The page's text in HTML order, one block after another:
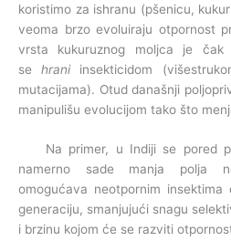
koristimo za ishranu (pšenicu,
veoma brzo evoluiraju otpornost
vrsta kukuruznog moljca je čak
sehraniinsekticidom
mutacijama). Otud današnji
manipulišu evolucijom tako što
Na primer, u Indiji se pored
namerno sade manja polja
omogućava neotpornim
generaciju, smanjujući snagu
i brzinu kojom će se razviti